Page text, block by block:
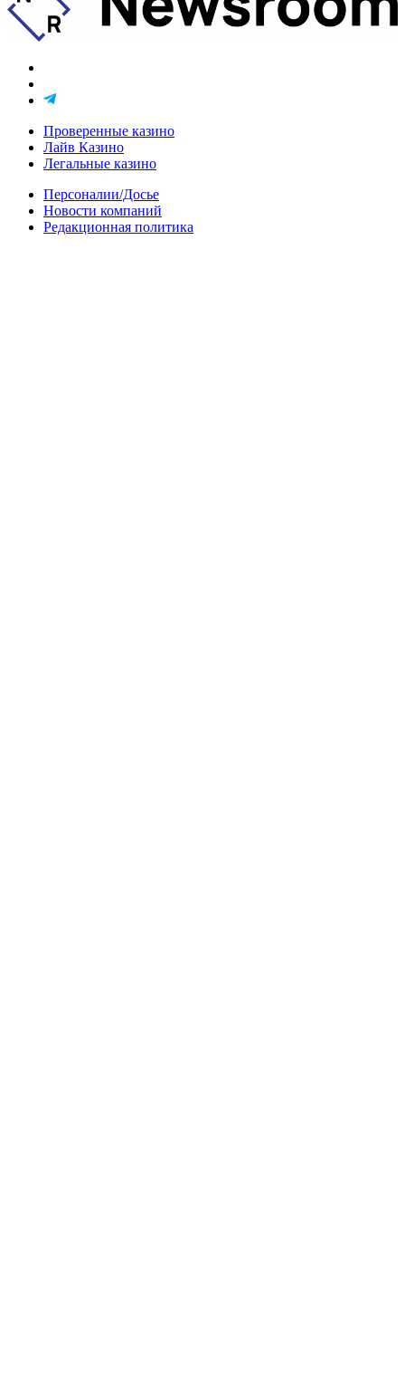
Проверенные казино
Лайв Казино
Легальные казино
Персоналии/Досье
Новости компаний
Редакционная политика